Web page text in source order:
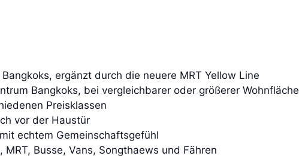
ergänzt durch die neuere MRT Yellow Line
Bangkoks, bei vergleichbarer oder größerer Wohnfläche
Preisklassen
vor der Haustür
echtem Gemeinschaftsgefühl
Busse, Vans, Songthaews und Fähren